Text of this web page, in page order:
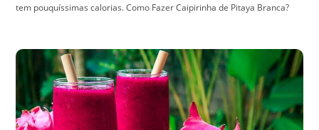
tem pouquíssimas calorias. Como Fazer Caipirinha de Pitaya Branca?